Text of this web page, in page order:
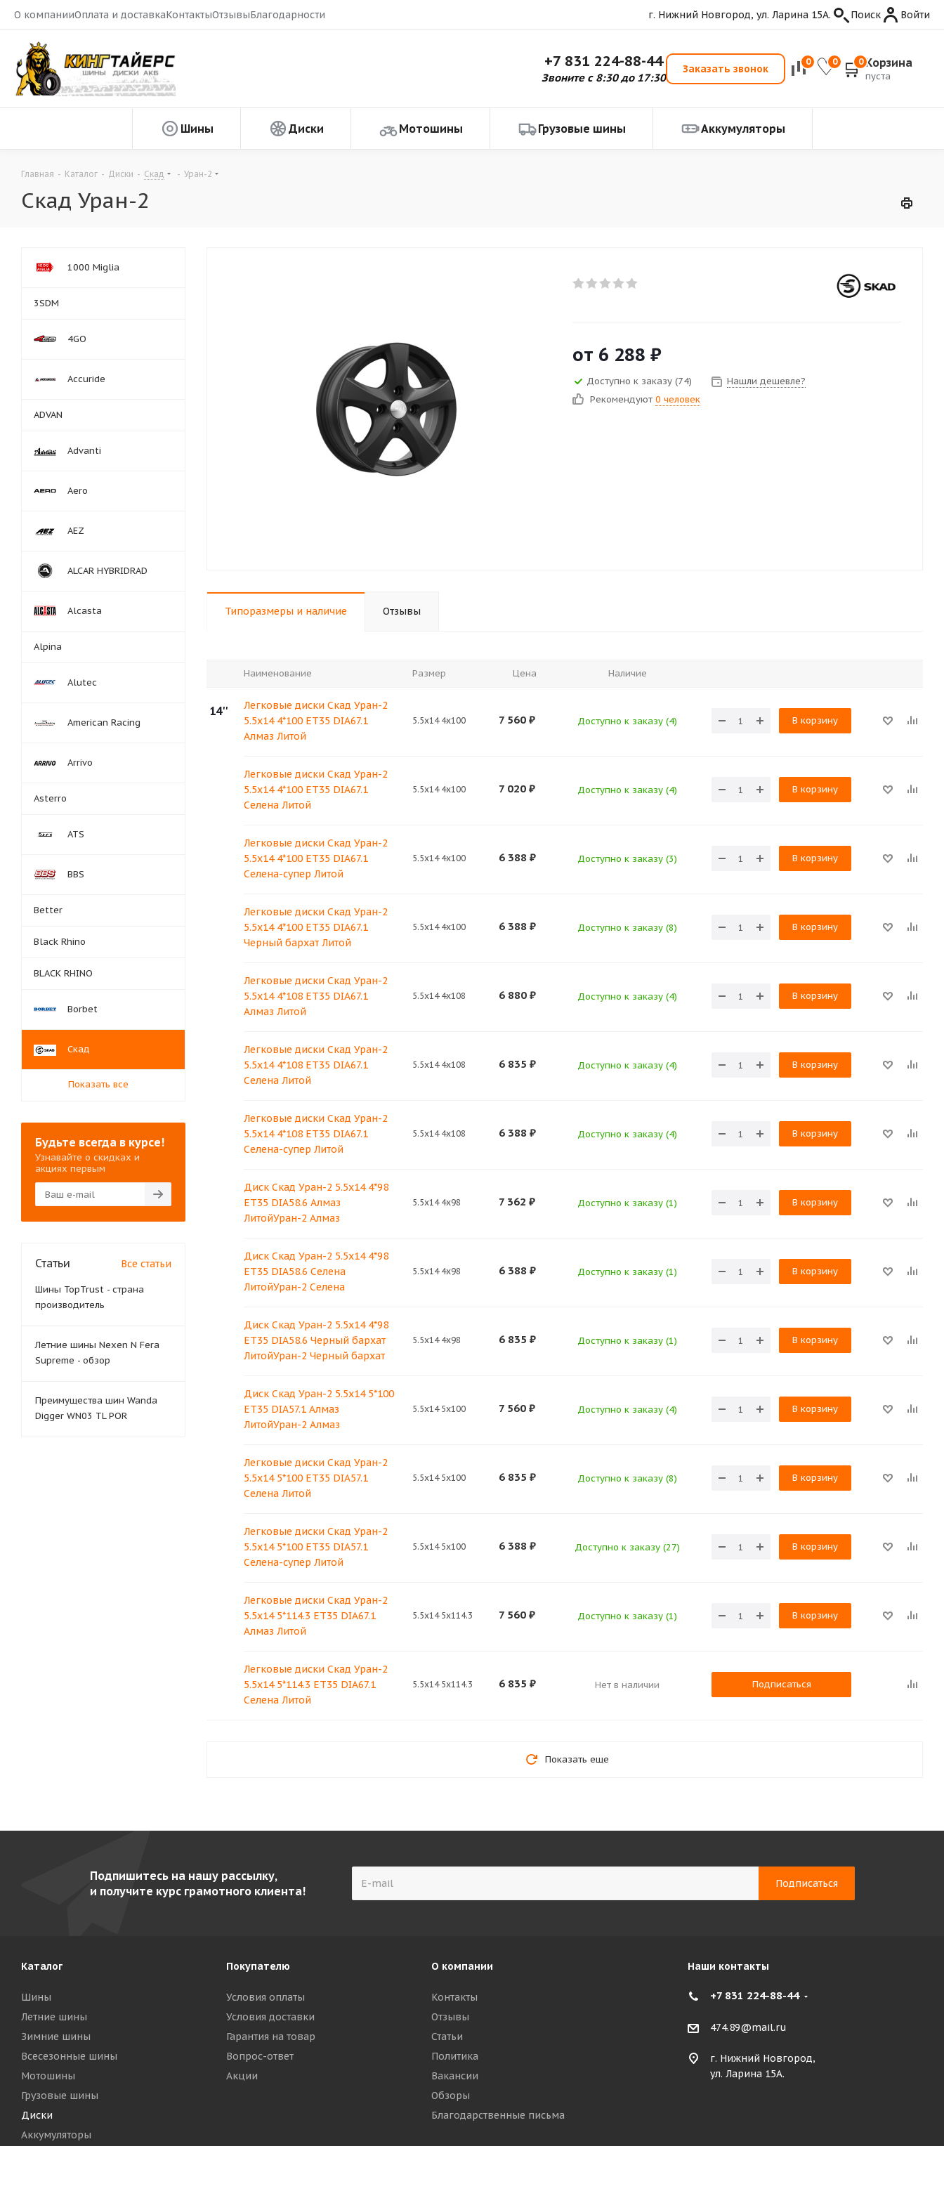
О компанииОплата и доставкаКонтактыОтзывыБлагодарности г. Нижний Новгород, ул. Ларина 15А. Поиск Войти
+7 831 224-88-44
Звоните с 8:30 до 17:30
Заказать звонок
0 0 0 Корзина
пуста
Шины Диски Мотошины Грузовые шины Аккумуляторы
Главная - Каталог - Диски - Скад - Уран-2
Скад Уран-2
от 6 288 ₽
Доступно к заказу (74)
Нашли дешевле?
Рекомендуют 0 человек
Типоразмеры и наличие Отзывы
Наименование Размер Цена Наличие
14''
Легковые диски Скад Уран-2
5.5x14 4*100 ET35 DIA67.1
Алмаз Литой
5.5x14 4x100 7 560 ₽ Доступно к заказу (4) В корзину
Легковые диски Скад Уран-2
5.5x14 4*100 ET35 DIA67.1
Селена Литой
5.5x14 4x100 7 020 ₽ Доступно к заказу (4) В корзину
Легковые диски Скад Уран-2
5.5x14 4*100 ET35 DIA67.1
Селена-супер Литой
5.5x14 4x100 6 388 ₽ Доступно к заказу (3) В корзину
Легковые диски Скад Уран-2
5.5x14 4*100 ET35 DIA67.1
Черный бархат Литой
5.5x14 4x100 6 388 ₽ Доступно к заказу (8) В корзину
Легковые диски Скад Уран-2
5.5x14 4*108 ET35 DIA67.1
Алмаз Литой
5.5x14 4x108 6 880 ₽ Доступно к заказу (4) В корзину
Легковые диски Скад Уран-2
5.5x14 4*108 ET35 DIA67.1
Селена Литой
5.5x14 4x108 6 835 ₽ Доступно к заказу (4) В корзину
Легковые диски Скад Уран-2
5.5x14 4*108 ET35 DIA67.1
Селена-супер Литой
5.5x14 4x108 6 388 ₽ Доступно к заказу (4) В корзину
Диск Скад Уран-2 5.5x14 4*98
ET35 DIA58.6 Алмаз
ЛитойУран-2 Алмаз
5.5x14 4x98 7 362 ₽ Доступно к заказу (1) В корзину
Диск Скад Уран-2 5.5x14 4*98
ET35 DIA58.6 Селена
ЛитойУран-2 Селена
5.5x14 4x98 6 388 ₽ Доступно к заказу (1) В корзину
Диск Скад Уран-2 5.5x14 4*98
ET35 DIA58.6 Черный бархат
ЛитойУран-2 Черный бархат
5.5x14 4x98 6 835 ₽ Доступно к заказу (1) В корзину
Диск Скад Уран-2 5.5x14 5*100
ET35 DIA57.1 Алмаз
ЛитойУран-2 Алмаз
5.5x14 5x100 7 560 ₽ Доступно к заказу (4) В корзину
Легковые диски Скад Уран-2
5.5x14 5*100 ET35 DIA57.1
Селена Литой
5.5x14 5x100 6 835 ₽ Доступно к заказу (8) В корзину
Легковые диски Скад Уран-2
5.5x14 5*100 ET35 DIA57.1
Селена-супер Литой
5.5x14 5x100 6 388 ₽ Доступно к заказу (27) В корзину
Легковые диски Скад Уран-2
5.5x14 5*114.3 ET35 DIA67.1
Алмаз Литой
5.5x14 5x114.3 7 560 ₽ Доступно к заказу (1) В корзину
Легковые диски Скад Уран-2
5.5x14 5*114.3 ET35 DIA67.1
Селена Литой
5.5x14 5x114.3 6 835 ₽ Нет в наличии Подписаться
Показать еще
1000 Miglia
3SDM
4GO
Accuride
ADVAN
Advanti
Aero
AEZ
ALCAR HYBRIDRAD
Alcasta
Alpina
Alutec
American Racing
Arrivo
Asterro
ATS
BBS
Better
Black Rhino
BLACK RHINO
Borbet
Скад
Показать все
Будьте всегда в курсе!
Узнавайте о скидках и
акциях первым
Статьи Все статьи
Шины TopTrust - страна
производитель
Летние шины Nexen N Fera
Supreme - обзор
Преимущества шин Wanda
Digger WN03 TL POR
Подпишитесь на нашу рассылку,
и получите курс грамотного клиента!
Каталог
Шины
Летние шины
Зимние шины
Всесезонные шины
Мотошины
Грузовые шины
Диски
Аккумуляторы
Покупателю
Условия оплаты
Условия доставки
Гарантия на товар
Вопрос-ответ
Акции
О компании
Контакты
Отзывы
Статьи
Политика
Вакансии
Обзоры
Благодарственные письма
Наши контакты
+7 831 224-88-44
474.89@mail.ru
г. Нижний Новгород,
ул. Ларина 15А.